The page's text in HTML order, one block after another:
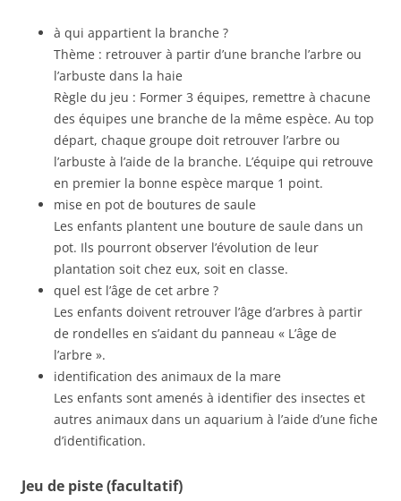
à qui appartient la branche ?
Thème : retrouver à partir d’une branche l’arbre ou
l’arbuste dans la haie
Règle du jeu : Former 3 équipes, remettre à chacune
des équipes une branche de la même espèce. Au top
départ, chaque groupe doit retrouver l’arbre ou
l’arbuste à l’aide de la branche. L’équipe qui retrouve
en premier la bonne espèce marque 1 point.
mise en pot de boutures de saule
Les enfants plantent une bouture de saule dans un
pot. Ils pourront observer l’évolution de leur
plantation soit chez eux, soit en classe.
quel est l’âge de cet arbre ?
Les enfants doivent retrouver l’âge d’arbres à partir
de rondelles en s’aidant du panneau « L’âge de
l’arbre ».
identification des animaux de la mare
Les enfants sont amenés à identifier des insectes et
autres animaux dans un aquarium à l’aide d’une fiche
d’identification.
Jeu de piste (facultatif)